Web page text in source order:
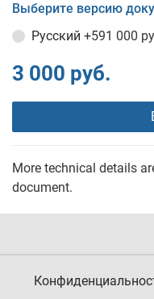
Выберите версию
Русский +591 000
3 000 руб.
More technical details
document.